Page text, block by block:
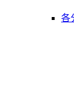
各